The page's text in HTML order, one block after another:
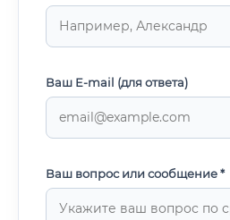
Ваш E-mail (для ответа)
Ваш вопрос или сообщение *